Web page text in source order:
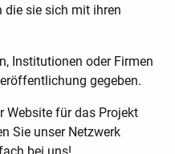
die sie sich mit ihren
Institutionen oder Firmen
gegeben.
Website für das Projekt
Sie unser Netzwerk